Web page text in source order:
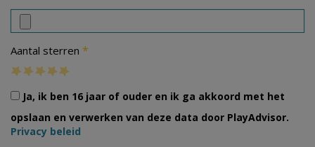
Aantal sterren *
Ja, ik ben 16 jaar of ouder en ik ga akkoord met het
opslaan en verwerken van deze data door PlayAdvisor.
Privacy beleid